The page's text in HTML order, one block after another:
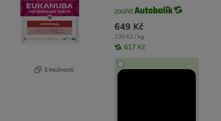
3 možností
649 Kč
130 Kč / kg
617 Kč